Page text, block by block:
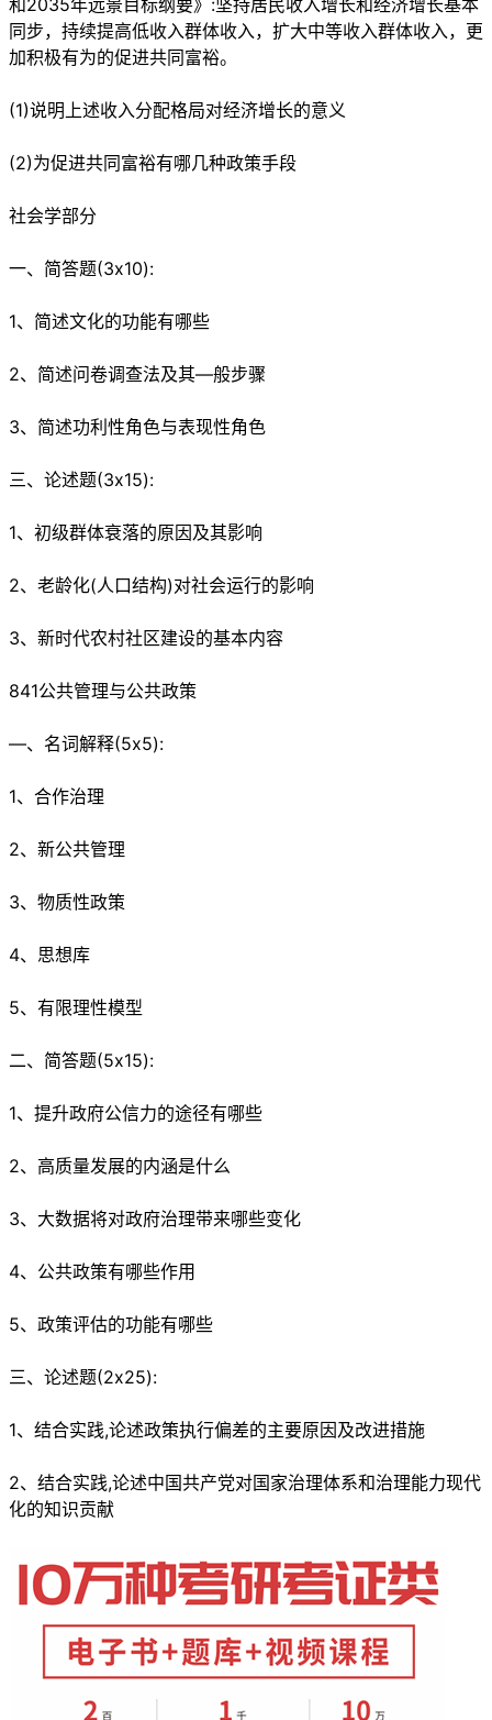
和2035年远景目标纲要》:坚持居民收入增长和经济增长基本
同步，持续提高低收入群体收入，扩大中等收入群体收入，更
加积极有为的促进共同富裕。
(1)说明上述收入分配格局对经济增长的意义
(2)为促进共同富裕有哪几种政策手段
社会学部分
一、简答题(3x10):
1、简述文化的功能有哪些
2、简述问卷调查法及其—般步骤
3、简述功利性角色与表现性角色
三、论述题(3x15):
1、初级群体衰落的原因及其影响
2、老龄化(人口结构)对社会运行的影响
3、新时代农村社区建设的基本内容
841公共管理与公共政策
—、名词解释(5x5):
1、合作治理
2、新公共管理
3、物质性政策
4、思想库
5、有限理性模型
二、简答题(5x15):
1、提升政府公信力的途径有哪些
2、高质量发展的内涵是什么
3、大数据将对政府治理带来哪些变化
4、公共政策有哪些作用
5、政策评估的功能有哪些
三、论述题(2x25):
1、结合实践,论述政策执行偏差的主要原因及改进措施
2、结合实践,论述中国共产党对国家治理体系和治理能力现代
化的知识贡献